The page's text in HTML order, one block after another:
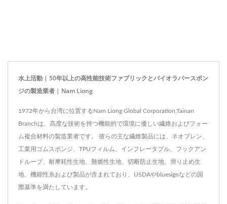
水上活動 | 50年以上の高性能技術ファブリックとバイオラバースポン
ジの製造業者 | Nam Liong
1972年から台湾に位置するNam Liong Global Corporation,Tainan
Branchは、高度な技術を持つ機能的で環境に優しい繊維およびフォー
ム複合材料の製造業者です。 彼らの主な繊維製品には、ネオプレン、
工業用ゴムスポンジ、TPUフィルム、インフレータブル、フックアン
ドループ、耐摩耗性生地、難燃性生地、切断防止生地、滑り止め生
地、機能性糸および製品が含まれており、USDAやbluesignなどの国
際基準を満たしています。